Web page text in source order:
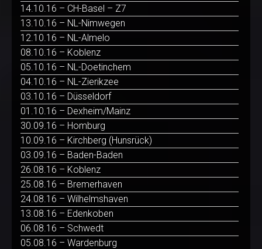
14.10.16 – CH-Basel – Z7
13.10.16 – NL-Nimwegen
12.10.16 – NL-Almelo
08.10.16 – Koblenz
05.10.16 – NL-Doetinchem
04.10.16 – NL-Zierikzee
03.10.16 – Düsseldorf
01.10.16 – Dexheim/Mainz
30.09.16 – Homburg
10.09.16 – Kirchberg (Hunsrück)
03.09.16 – Baden-Baden
26.08.16 – Koblenz
25.08.16 – Bremerhaven
24.08.16 – Wilhelmshaven
13.08.16 – Edenkoben
06.08.16 – Schwedt
05.08.16 – Wardenburg